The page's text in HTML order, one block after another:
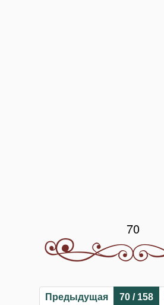
70
Предыдущая 70 / 158